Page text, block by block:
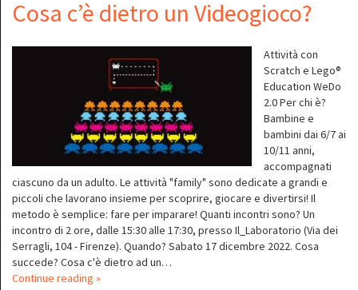
Cosa c’è dietro un Videogioco?
Attività con
Scratch e Lego®
Education WeDo
2.0 Per chi è?
Bambine e
bambini dai 6/7 ai
10/11 anni,
accompagnati
ciascuno da un adulto. Le attività "family" sono dedicate a grandi e
piccoli che lavorano insieme per scoprire, giocare e divertirsi! Il
metodo è semplice: fare per imparare! Quanti incontri sono? Un
incontro di 2 ore, dalle 15:30 alle 17:30, presso Il_Laboratorio (Via dei
Serragli, 104 - Firenze). Quando? Sabato 17 dicembre 2022. Cosa
succede? Cosa c'è dietro ad un…
Continue reading »